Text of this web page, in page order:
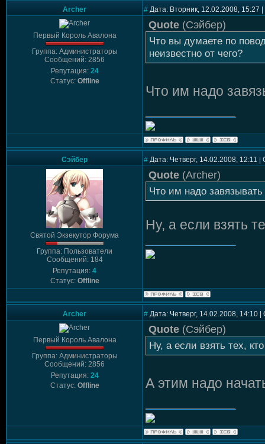
Archer # Дата: Вторник, 12.02.2008,
Первый Король Авалона
Группа: Администраторы
Сообщений: 2856
Репутация: 24
Статус: Offline
Quote (Сэйбер)
Что вы думаете по
неизвестно от чего?
Что им надо
Сэйбер # Дата: Четверг, 14.02.2008, 12:11
Святой Экзекутор Форума
Группа: Пользователи
Сообщений: 184
Репутация: 4
Статус: Offline
Quote (Archer)
Что им надо завязывать
Ну, а если взять
Archer # Дата: Четверг, 14.02.2008, 14:10
Первый Король Авалона
Группа: Администраторы
Сообщений: 2856
Репутация: 24
Статус: Offline
Quote (Сэйбер)
Ну, а если взять тех,
А этим надо